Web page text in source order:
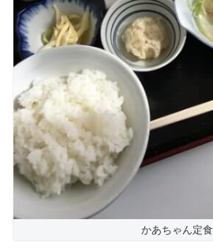
かあちゃん定食